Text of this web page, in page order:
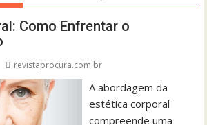
Como Enfrentar o
revistaprocura.com.br
A abordagem da
estética corporal
compreende uma